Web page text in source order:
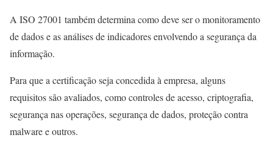
A ISO 27001 também determina como deve ser o monitoramento
de dados e as análises de indicadores envolvendo a segurança da
informação.
Para que a certificação seja concedida à empresa, alguns
requisitos são avaliados, como controles de acesso, criptografia,
segurança nas operações, segurança de dados, proteção contra
malware e outros.